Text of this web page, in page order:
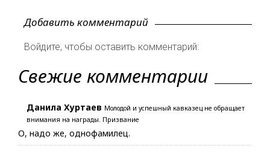
Добавить комментарий
Войдите, чтобы оставить комментарий:
Свежие комментарии
Данила Хуртаев Молодой и успешный кавказец не обращает
внимания на награды. Призвание
О, надо же, однофамилец.